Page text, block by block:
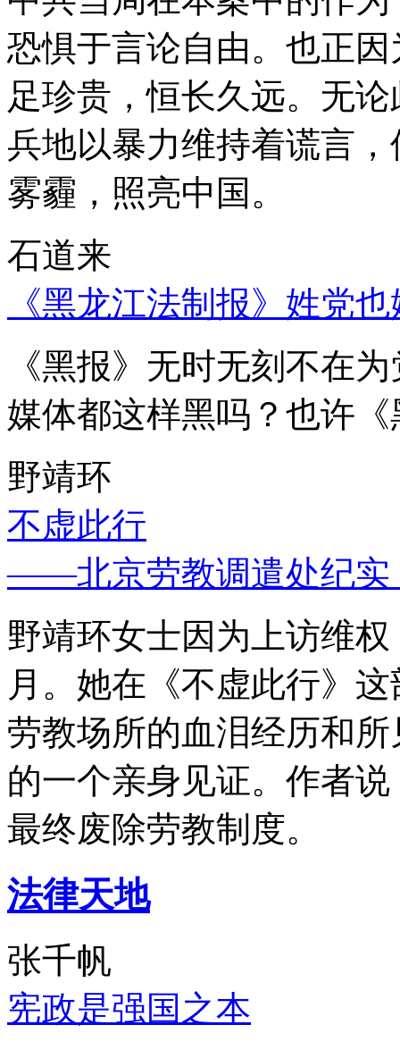
恐惧于言论自由。也正
足珍贵，恒长久远。无
兵地以暴力维持着谎言
雾霾，照亮中国。
石道来
《黑龙江法制报》姓党
《黑报》无时无刻不在
媒体都这样黑吗？也许
野靖环
不虚此行
——北京劳教调遣处纪实
野靖环女士因为上访维
月。她在《不虚此行》
劳教场所的血泪经历和
的一个亲身见证。作者
最终废除劳教制度。
法律天地
张千帆
宪政是强国之本